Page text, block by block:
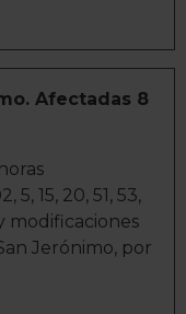
su
en la
IP, los
nos
mantener activa
usuarios.
Afectadas 8
15, 20, 51, 53,
modificaciones
Jerónimo, por